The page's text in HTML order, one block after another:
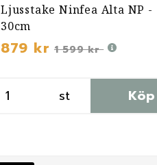
Ljusstake Ninfea Alta NP -
30cm
879 kr 1 599 kr
st Köp